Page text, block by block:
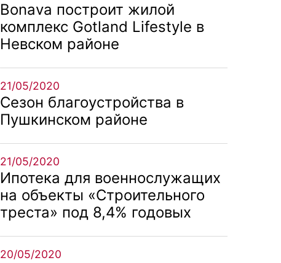
Bonava построит жилой
комплекс Gotland Lifestyle в
Невском районе
21/05/2020
Сезон благоустройства в
Пушкинском районе
21/05/2020
Ипотека для военнослужащих
на объекты «Строительного
треста» под 8,4% годовых
20/05/2020